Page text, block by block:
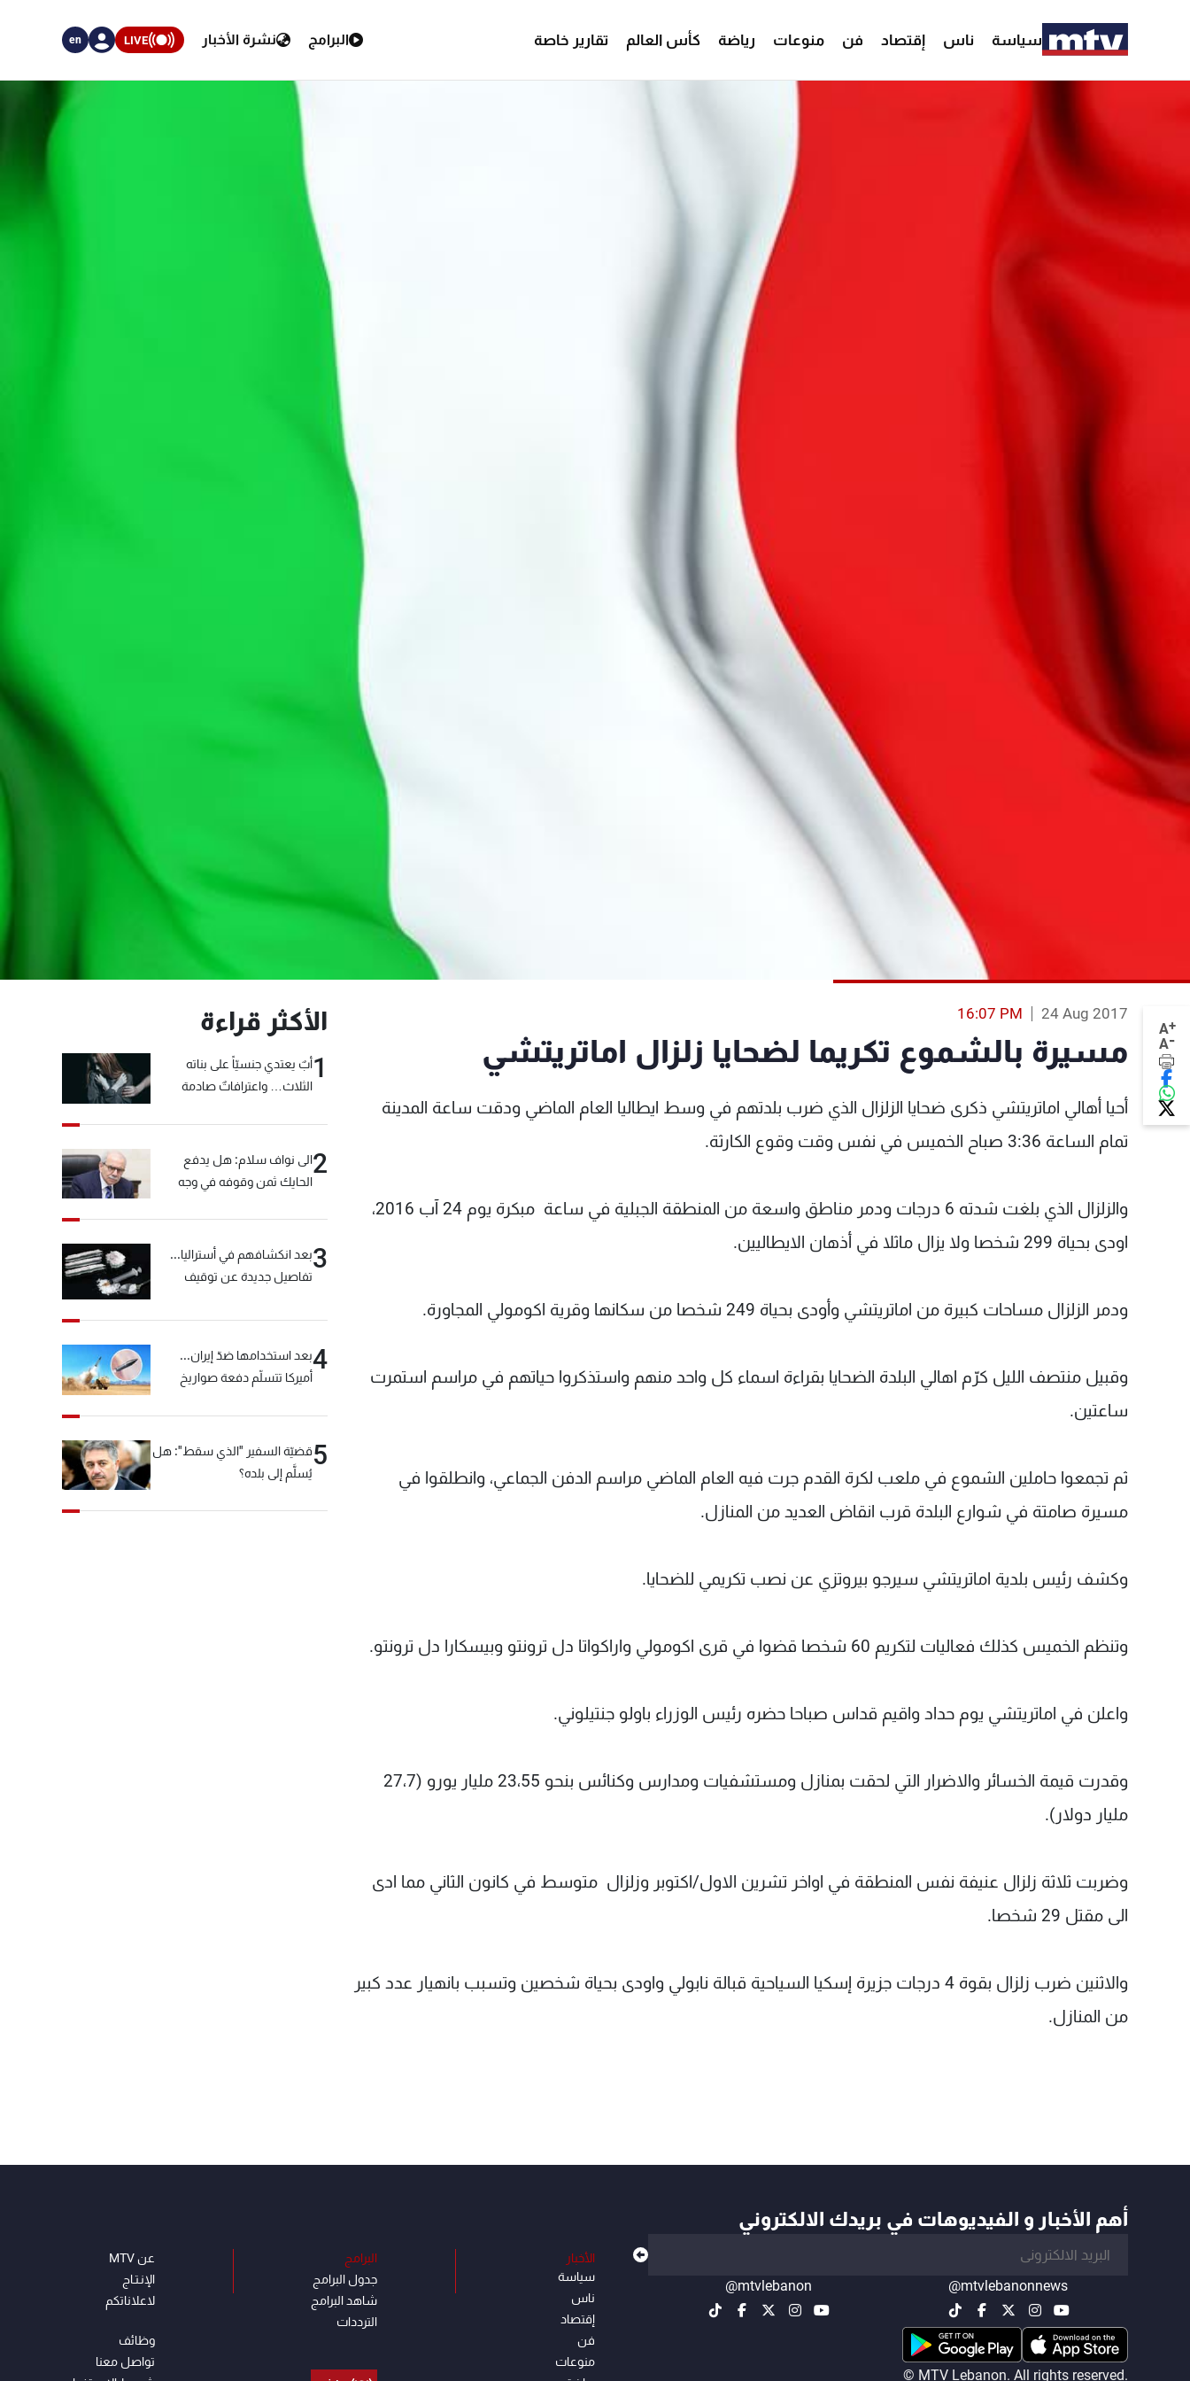
سياسة ناس إقتصاد فن منوعات رياضة كأس العالم تقارير خاصة البرامج نشرة الأخبار LIVE
en
A+
A-
24 Aug 2017
16:07 PM
مسيرة بالشموع تكريما لضحايا زلزال اماتريتشي
أحيا أهالي اماتريتشي ذكرى ضحايا الزلزال الذي ضرب بلدتهم في وسط ايطاليا العام الماضي ودقت ساعة المدينة
تمام الساعة 3:36 صباح الخميس في نفس وقت وقوع الكارثة.
والزلزال الذي بلغت شدته 6 درجات ودمر مناطق واسعة من المنطقة الجبلية في ساعة مبكرة يوم 24 آب 2016،
اودى بحياة 299 شخصا ولا يزال ماثلا في أذهان الايطاليين.
ودمر الزلزال مساحات كبيرة من اماتريتشي وأودى بحياة 249 شخصا من سكانها وقرية اكومولي المجاورة.
وقبيل منتصف الليل كرّم اهالي البلدة الضحايا بقراءة اسماء كل واحد منهم واستذكروا حياتهم في مراسم استمرت
ساعتين.
ثم تجمعوا حاملين الشموع في ملعب لكرة القدم جرت فيه العام الماضي مراسم الدفن الجماعي، وانطلقوا في
مسيرة صامتة في شوارع البلدة قرب انقاض العديد من المنازل.
وكشف رئيس بلدية اماتريتشي سيرجو بيروتزي عن نصب تكريمي للضحايا.
وتنظم الخميس كذلك فعاليات لتكريم 60 شخصا قضوا في قرى اكومولي واراكواتا دل ترونتو وبيسكارا دل ترونتو.
واعلن في اماتريتشي يوم حداد واقيم قداس صباحا حضره رئيس الوزراء باولو جنتيلوني.
وقدرت قيمة الخسائر والاضرار التي لحقت بمنازل ومستشفيات ومدارس وكنائس بنحو 23،55 مليار يورو (27،7
مليار دولار).
وضربت ثلاثة زلزال عنيفة نفس المنطقة في اواخر تشرين الاول/اكتوبر وزلزال متوسط في كانون الثاني مما ادى
الى مقتل 29 شخصا.
والاثنين ضرب زلزال بقوة 4 درجات جزيرة إسكيا السياحية قبالة نابولي واودى بحياة شخصين وتسبب بانهيار عدد كبير
من المنازل.
الأكثر قراءة
1أبٌ يعتدي جنسيّاً على بناته
الثلاث… واعترافاتٌ صادمة
2الى نواف سلام: هل يدفع
الحايك ثمن وقوفه في وجه
3بعد انكشافهم في أستراليا...
تفاصيل جديدة عن توقيف
4بعد استخدامها ضدّ إيران...
أميركا تتسلّم دفعة صواريخ
5قضيّة السفير "الذي سقط": هل
يُسلَّم إلى بلده؟
أهم الأخبار و الفيديوهات في بريدك الالكتروني
@mtvlebanonnews
@mtvlebanon
© MTV Lebanon. All rights reserved.
الأخبار
سياسة
ناس
إقتصاد
فن
منوعات
البرامج
جدول البرامج
شاهد البرامج
الترددات
عن MTV
الإنـتـاج
لاعلاناتكم
وظائف
تواصل معنا